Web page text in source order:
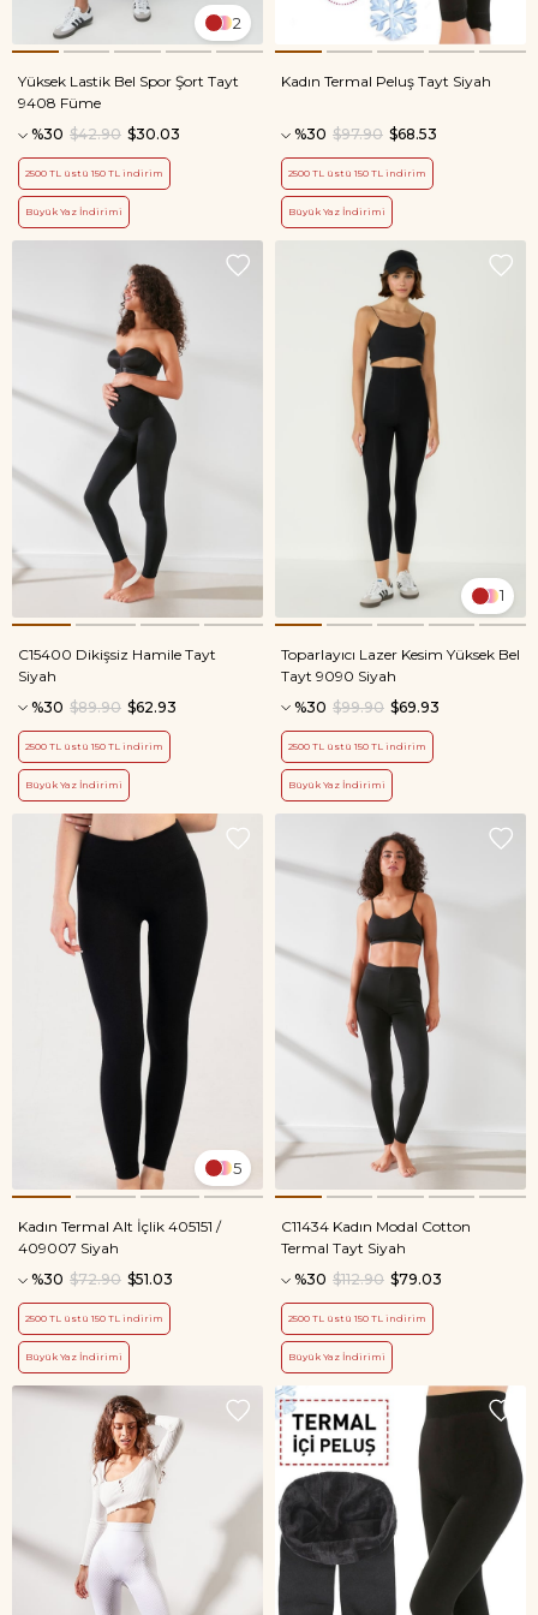
2
Yüksek Lastik Bel Spor Şort Tayt
9408 Füme
%30
$30.03
$42.90
2500 TL üstü 150 TL indirim
Büyük Yaz İndirimi
Kadın Termal Peluş Tayt Siyah
%30 $68.53
$97.90
2500 TL üstü 150 TL indirim
Büyük Yaz İndirimi
C15400 Dikişsiz Hamile Tayt
Siyah
%30
$62.93
$89.90
2500 TL üstü 150 TL indirim
Büyük Yaz İndirimi
1
Toparlayıcı Lazer Kesim Yüksek Bel
Tayt 9090 Siyah
%30
$69.93
$99.90
2500 TL üstü 150 TL indirim
Büyük Yaz İndirimi
5
Kadın Termal Alt İçlik 405151 /
409007 Siyah
%30
$51.03
$72.90
2500 TL üstü 150 TL indirim
Büyük Yaz İndirimi
C11434 Kadın Modal Cotton
Termal Tayt Siyah
%30
$79.03
$112.90
2500 TL üstü 150 TL indirim
Büyük Yaz İndirimi